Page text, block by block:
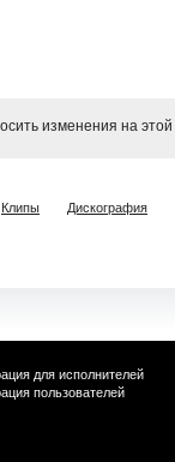
изменения на
Клипы Дискография
для исполнителей
пользователей